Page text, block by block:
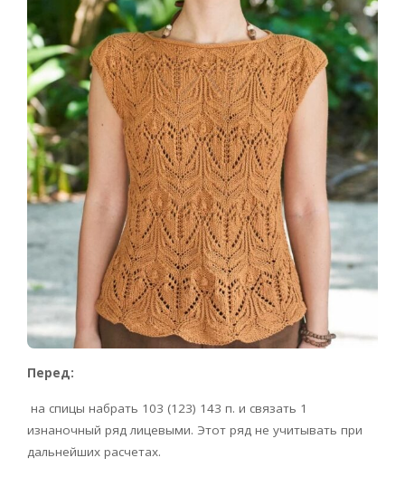
Перед:
на спицы набрать 103 (123) 143 п. и связать 1
изнаночный ряд лицевыми. Этот ряд не учитывать при
дальнейших расчетах.